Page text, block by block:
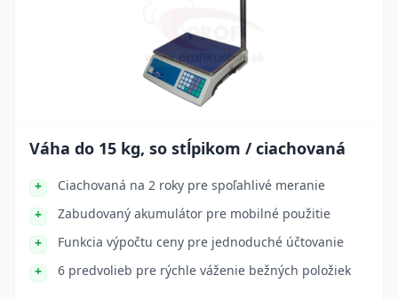
Váha do 15 kg, so stĺpikom / ciachovaná
Ciachovaná na 2 roky pre spoľahlivé meranie
Zabudovaný akumulátor pre mobilné použitie
Funkcia výpočtu ceny pre jednoduché účtovanie
6 predvolieb pre rýchle váženie bežných položiek